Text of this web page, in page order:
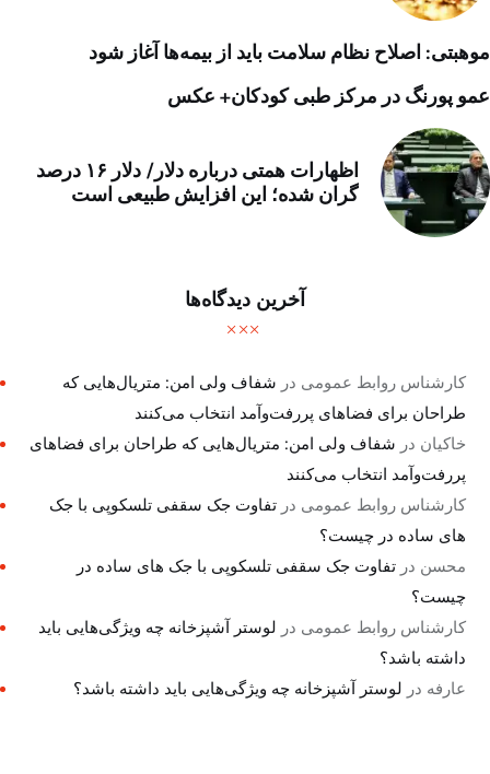
موهبتی: اصلاح نظام سلامت باید از بیمه‌ها آغاز شود
عمو پورنگ در مرکز طبی کودکان+ عکس
اظهارات همتی درباره دلار/ دلار ۱۶ درصد
گران شده؛ این افزایش طبیعی است
آخرین دیدگاه‌ها
کارشناس روابط عمومی در شفاف ولی امن: متریال‌هایی که
طراحان برای فضاهای پررفت‌وآمد انتخاب می‌کنند
خاکیان در شفاف ولی امن: متریال‌هایی که طراحان برای فضاهای
پررفت‌وآمد انتخاب می‌کنند
کارشناس روابط عمومی درتفاوت جک سقفی تلسکوپی با جک
های ساده در چیست؟
محسن درتفاوت جک سقفی تلسکوپی با جک های ساده در
چیست؟
کارشناس روابط عمومی در لوستر آشپزخانه چه ویژگی‌هایی باید
داشته باشد؟
عارفه در لوستر آشپزخانه چه ویژگی‌هایی باید داشته باشد؟